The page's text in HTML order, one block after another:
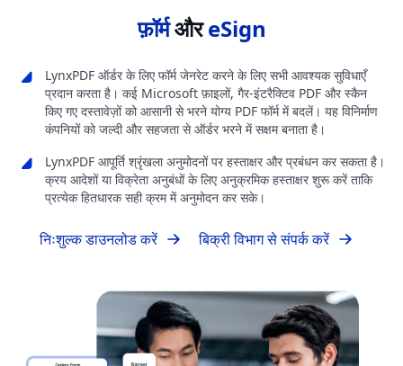
फ़ॉर्मऔरeSign
LynxPDF ऑर्डर के लिए फॉर्म जेनरेट करने के लिए सभी आवश्यक सुविधाएँ
प्रदान करता है। कई Microsoft फ़ाइलों, गैर-इंटरैक्टिव PDF और स्कैन
किए गए दस्तावेज़ों को आसानी से भरने योग्य PDF फॉर्म में बदलें। यह विनिर्माण
कंपनियों को जल्दी और सहजता से ऑर्डर भरने में सक्षम बनाता है।
LynxPDF आपूर्ति श्रृंखला अनुमोदनों पर हस्ताक्षर और प्रबंधन कर सकता है।
क्रय आदेशों या विक्रेता अनुबंधों के लिए अनुक्रमिक हस्ताक्षर शुरू करें ताकि
प्रत्येक हितधारक सही क्रम में अनुमोदन कर सके।
निःशुल्क डाउनलोड करें बिक्री विभाग से संपर्क करें